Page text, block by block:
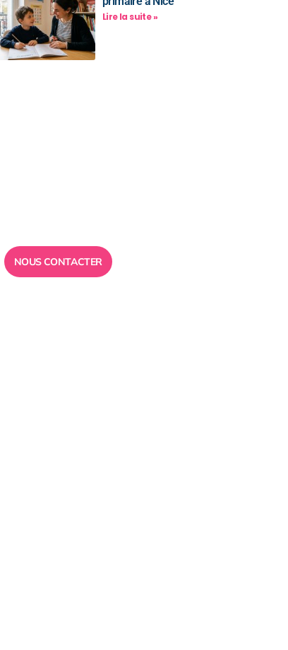
Lire la suite »
NOUS CONTACTER